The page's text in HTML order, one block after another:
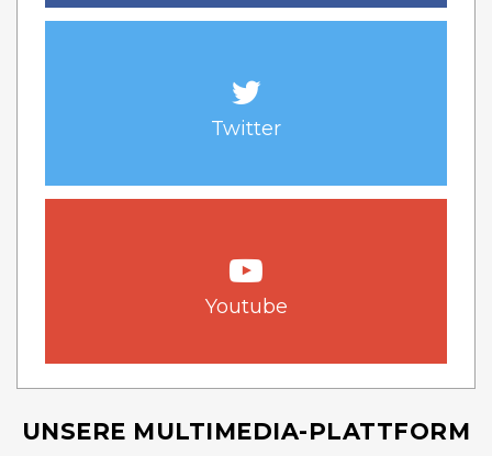
Twitter
Youtube
UNSERE MULTIMEDIA-PLATTFORM